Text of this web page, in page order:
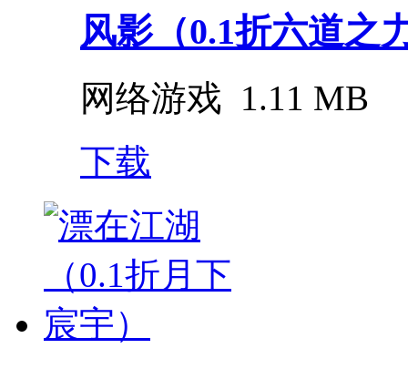
风影（0.1折六道之
网络游戏 1.11 MB
下载